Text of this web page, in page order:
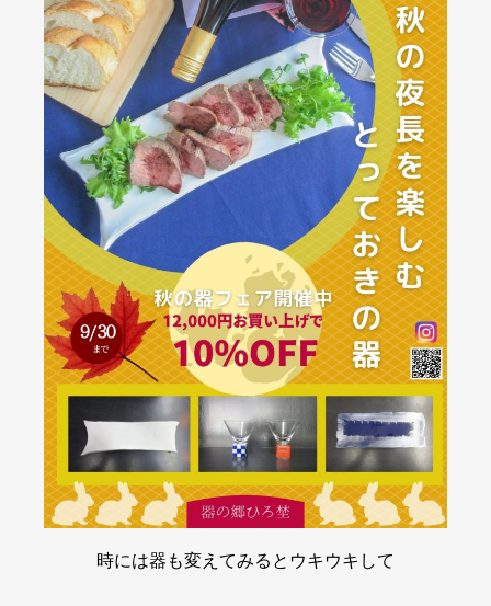
時には器も変えてみるとウキウキして